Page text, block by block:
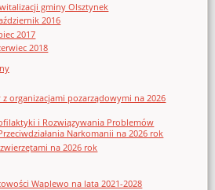
gminy Olsztynek
2016
2017
2018
z organizacjami pozarządowymi na 2026
i Rozwiązywania Problemów
Narkomanii na 2026 rok
na 2026 rok
Waplewo na lata 2021-2028